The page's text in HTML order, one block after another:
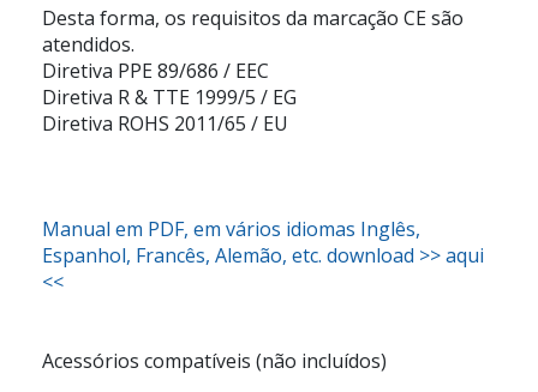
Desta forma, os requisitos da marcação CE são
atendidos.
Diretiva PPE 89/686 / EEC
Diretiva R & TTE 1999/5 / EG
Diretiva ROHS 2011/65 / EU
Manual em PDF, em vários idiomas Inglês,
Espanhol, Francês, Alemão, etc. download >> aqui
<<
Acessórios compatíveis (não incluídos)